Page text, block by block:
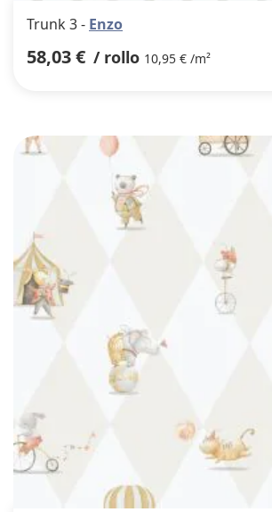
Trunk 3 - Enzo
58,03 € / rollo 10,95 € /m²